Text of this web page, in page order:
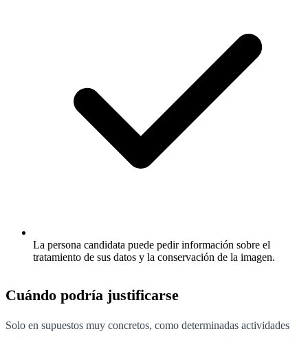
La persona candidata puede pedir información sobre el
tratamiento de sus datos y la conservación de la imagen.
Cuándo podría justificarse
Solo en supuestos muy concretos, como determinadas actividades